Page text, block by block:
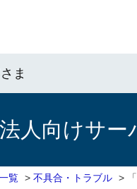
ま
人向けサー
覧 > 不具合・トラブル >